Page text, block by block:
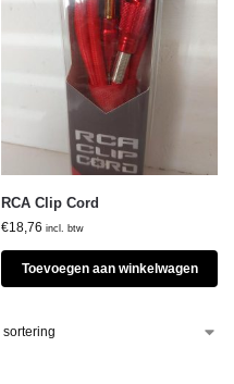
RCA Clip Cord
€18,76 incl. btw
Toevoegen aan winkelwagen